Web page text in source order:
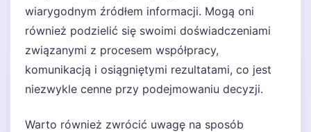
wiarygodnym źródłem informacji. Mogą oni
również podzielić się swoimi doświadczeniami
związanymi z procesem współpracy,
komunikacją i osiągniętymi rezultatami, co jest
niezwykle cenne przy podejmowaniu decyzji.
Warto również zwrócić uwagę na sposób